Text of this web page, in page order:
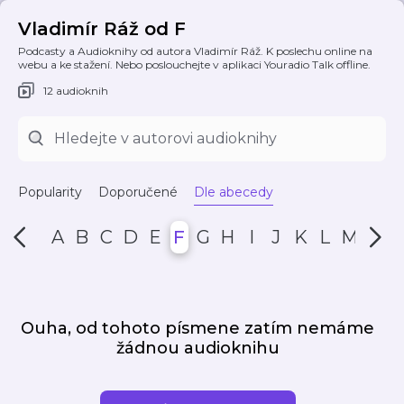
Vladimír Ráž od F
Podcasty a Audioknihy od autora Vladimír Ráž. K poslechu online na
webu a ke stažení. Nebo poslouchejte v aplikaci Youradio Talk offline.
12 audioknih
Popularity Doporučené Dle abecedy
A B C D E F G H I J K L M N
Ouha, od tohoto písmene zatím nemáme
žádnou audioknihu